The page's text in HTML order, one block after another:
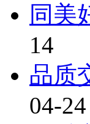
同美
14
品质
04-24